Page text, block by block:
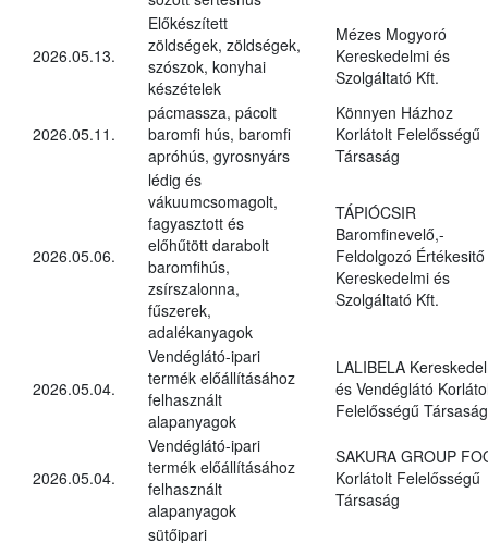
2026.05.13.
Előkészített
zöldségek, zöldségek,
szószok, konyhai
készételek
Mézes Mogyoró
Kereskedelmi és
Szolgáltató Kft.
2026.05.11.
pácmassza, pácolt
baromfi hús, baromfi
apróhús, gyrosnyárs
Könnyen Házhoz
Korlátolt Felelősségű
Társaság
2026.05.06.
lédig és
vákuumcsomagolt,
fagyasztott és
előhűtött darabolt
baromfihús,
zsírszalonna,
fűszerek,
adalékanyagok
TÁPIÓCSIR
Baromfinevelő,-
Feldolgozó Értékesitő
Kereskedelmi és
Szolgáltató Kft.
2026.05.04.
Vendéglátó-ipari
termék előállításához
felhasznált
alapanyagok
LALIBELA
és Vendéglátó
Felelősségű Társaság
2026.05.04.
Vendéglátó-ipari
termék előállításához
felhasznált
alapanyagok
SAKURA GROUP
Korlátolt Felelősségű
Társaság
sütőipari